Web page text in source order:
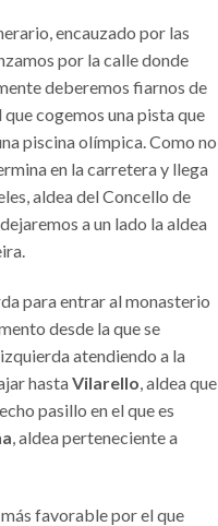
encauzado por las
por la calle donde
deberemos fiarnos de
cogemos una pista que
piscina olímpica. Como no
en la carretera y llega
aldea del Concello de
a un lado la aldea
para entrar al monasterio
desde la que se
atendiendo a la
hastaVilarello, aldea que
pasillo en el que es
, aldea perteneciente a
favorable por el que